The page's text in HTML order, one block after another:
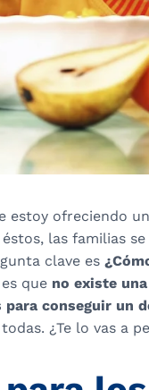
estoy ofreciendo
las familias
clave es
que no existe
para conseguir un
¿Te lo vas a